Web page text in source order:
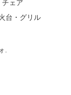
チェア
台・グリル
.